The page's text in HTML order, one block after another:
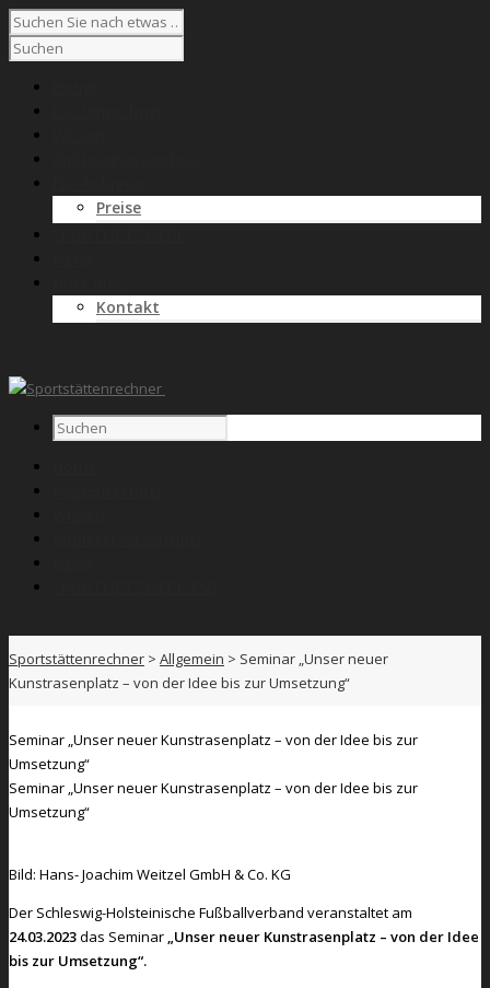
Preise
Kontakt
Sportstättenrechner > Allgemein > Seminar „Unser neuer
Kunstrasenplatz – von der Idee bis zur Umsetzung“
Seminar „Unser neuer Kunstrasenplatz – von der Idee bis zur
Umsetzung“
Seminar „Unser neuer Kunstrasenplatz – von der Idee bis zur
Umsetzung“
Bild: Hans- Joachim Weitzel GmbH & Co. KG
Der Schleswig-Holsteinische Fußballverband veranstaltet am
24.03.2023das Seminar „Unser neuer Kunstrasenplatz – von der Idee
bis zur Umsetzung“.